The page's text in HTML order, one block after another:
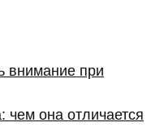
внимание при
чем она отличается